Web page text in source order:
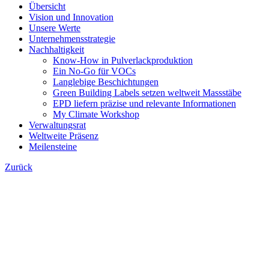
Übersicht
Vision und Innovation
Unsere Werte
Unternehmensstrategie
Nachhaltigkeit
Know-How in Pulverlackproduktion
Ein No-Go für VOCs
Langlebige Beschichtungen
Green Building Labels setzen weltweit Massstäbe
EPD liefern präzise und relevante Informationen
My Climate Workshop
Verwaltungsrat
Weltweite Präsenz
Meilensteine
Zurück